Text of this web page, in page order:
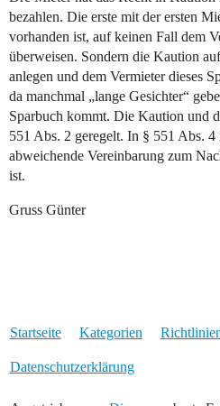
bezahlen. Die erste mit der ersten
vorhanden ist, auf keinen Fall dem
überweisen. Sondern die Kaution
anlegen und dem Vermieter dieses
da manchmal „lange Gesichter“
Sparbuch kommt. Die Kaution und
551 Abs. 2 geregelt. In § 551 Abs. 4
abweichende Vereinbarung zum
ist.
Gruss Günter
Startseite Kategorien
Datenschutzerklärung